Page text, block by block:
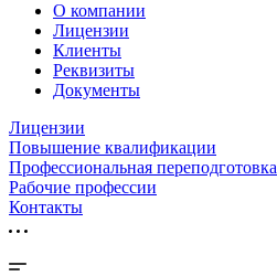
О компании
Лицензии
Клиенты
Реквизиты
Документы
Лицензии
Повышение квалификации
Профессиональная переподготовка
Рабочие профессии
Контакты